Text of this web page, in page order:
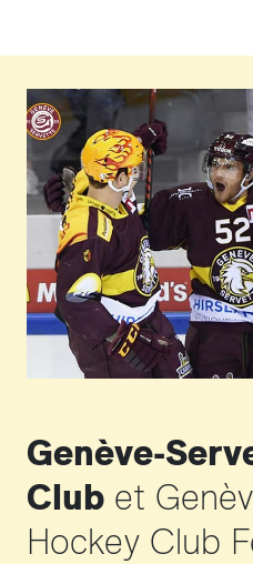
Genève-
Club et
Hockey Club